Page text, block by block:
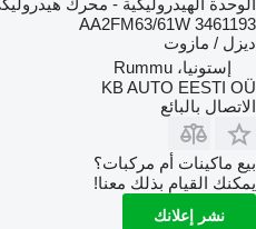
الوحدة الهيدروليكية - محرك
AA2FM63/61W 3461193
ديزل / مازوت
إستونيا، Rummu
KB AUTO EESTI OÜ
الاتصال بالبائع
بيع ماكينات أم مركبات؟
يمكنك القيام بذلك معنا!
نشر إعلانك